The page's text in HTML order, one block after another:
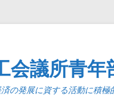
会議所青年
の発展に資する活動に積極